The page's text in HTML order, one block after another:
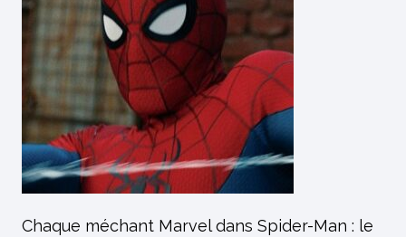
Chaque méchant Marvel dans Spider-Man : le